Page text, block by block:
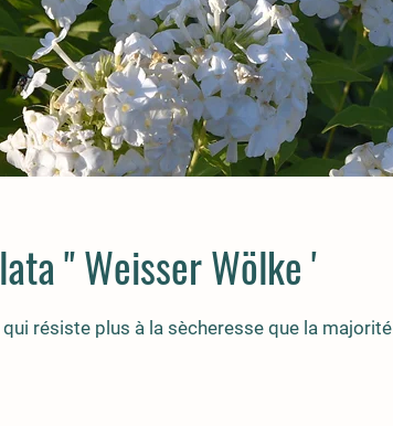
" Weisser Wölke '
résiste plus à la sècheresse que la majorité